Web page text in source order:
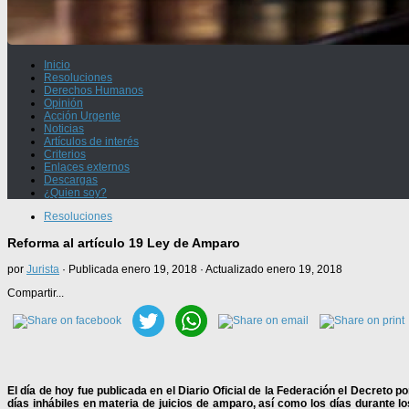
Inicio
Resoluciones
Derechos Humanos
Opinión
Acción Urgente
Noticias
Artículos de interés
Criterios
Enlaces externos
Descargas
¿Quien soy?
Resoluciones
Reforma al artículo 19 Ley de Amparo
por Jurista · Publicada enero 19, 2018 · Actualizado enero 19, 2018
Compartir...
El día de hoy fue publicada en el Diario Oficial de la Federación el Decreto
días inhábiles en materia de juicios de amparo, así como los días durante